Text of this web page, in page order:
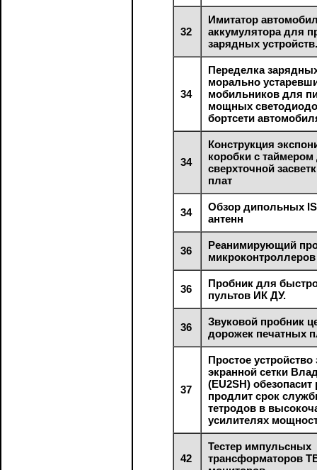
32
Имитатор
аккумулятора для
зарядных
34
Переделка
морально
мобильников для
мощных
бортсети
34
Конструкция
коробки с
сверхточной
плат
34
Обзор дипольных
антенн
36
Реанимирующий
36
Пробник для
пультов ИК ДУ.
36
Звуковой пробник
дорожек печатных
37
Простое
экранной сетки
(EU2SH) обезопасит
продлит срок
тетродов в
усилителях
42
Тестер импульсных
трансформаторов